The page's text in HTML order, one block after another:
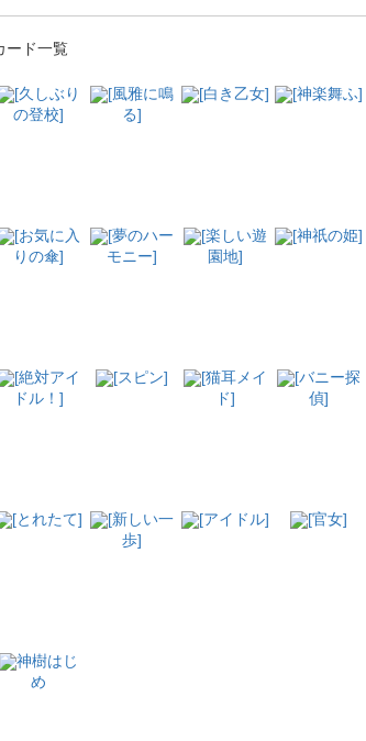
ード一覧
[久しぶり
の登校]
[風雅に鳴
る]
[白き乙女] [神楽舞ふ]
[お気に入
りの傘]
[夢のハー
モニー]
[楽しい遊
園地]
[神祇の姫]
[絶対アイ
ドル！]
[スピン]
[猫耳メイ
ド]
[バニー探
偵]
[とれたて]
[新しい一
歩]
[アイドル] [官女]
神樹はじ
め